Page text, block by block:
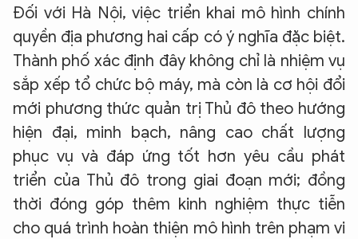
Đối với Hà Nội, việc triển khai mô hình chính
quyền địa phương hai cấp có ý nghĩa đặc biệt.
Thành phố xác định đây không chỉ là nhiệm vụ
sắp xếp tổ chức bộ máy, mà còn là cơ hội đổi
mới phương thức quản trị Thủ đô theo hướng
hiện đại, minh bạch, nâng cao chất lượng
phục vụ và đáp ứng tốt hơn yêu cầu phát
triển của Thủ đô trong giai đoạn mới; đồng
thời đóng góp thêm kinh nghiệm thực tiễn
cho quá trình hoàn thiện mô hình trên phạm vi